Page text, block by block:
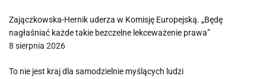
Zajączkowska-Hernik uderza w Komisję Europejską. „Będę
nagłaśniać każde takie bezczelne lekceważenie prawa”
8 sierpnia 2026
To nie jest kraj dla samodzielnie myślących ludzi